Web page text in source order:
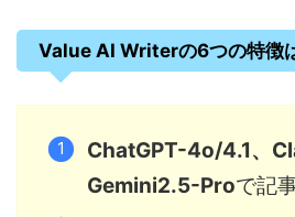
Value AI Writerの6つの特徴
ChatGPT-4o/4.1、
Gemini2.5-Proで記